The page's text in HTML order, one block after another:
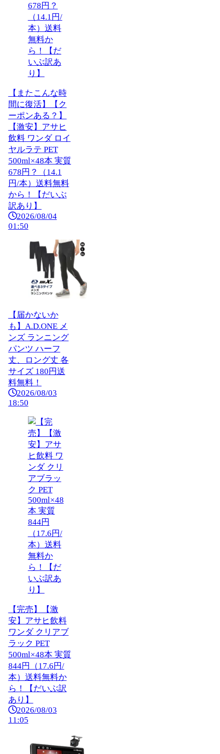
【またこんな時
間に復活】【ク
ーポンある？】
【激安】アサヒ
飲料 ワンダ ロイ
ヤルラテ PET
500ml×48本 実質
678円？（14.1
円/本）送料無料
から！【だいぶ
訳あり】
2026/08/04
01:50
【届かないか
も】A.D.ONE メ
ンズ ランニング
パンツ ハーフ
丈、ロング丈 各
サイズ 180円送
料無料！
2026/08/03
18:50
【完売】【激
安】アサヒ飲料
ワンダ クリアブ
ラック PET
500ml×48本 実質
844円（17.6円/
本）送料無料か
ら！【だいぶ訳
あり】
2026/08/03
11:05